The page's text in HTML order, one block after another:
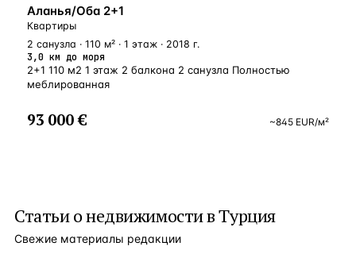
ВНЖ Аланья/Оба 2+1
Квартиры
2 санузла · 110 м² · 1 этаж · 2018 г.
3,0 км до моря
2+1 110 м2 1 этаж 2 балкона 2 санузла Полностью
меблированная
93 000 € ~845 EUR/м²
Статьи онедвижимости в Турция
Свежие материалы редакции